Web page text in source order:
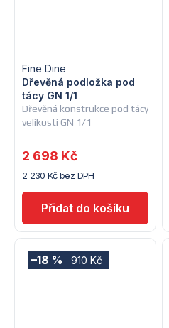
Dřevěná konstrukce pod tácy
velikosti GN 1/1
Dřevěná podložka pod
tácy GN 1/1
Fine Dine
2 230 Kč bez DPH
2 698 Kč
910 Kč
–18 %